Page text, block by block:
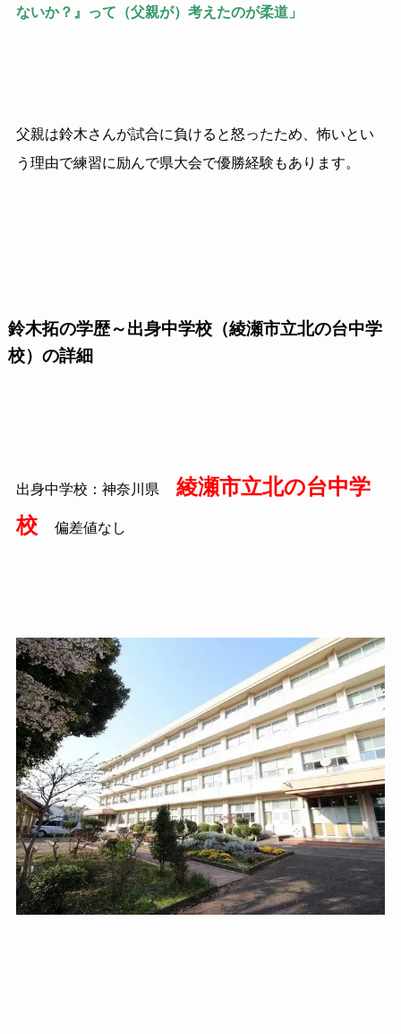
ないか？』って（父親が）考えたのが柔道」
父親は鈴木さんが試合に負けると怒ったため、怖いとい
う理由で練習に励んで県大会で優勝経験もあります。
鈴木拓の学歴～出身中学校（綾瀬市立北の台中学
校）の詳細
出身中学校：神奈川県
綾瀬市立北の台中学
校
偏差値なし